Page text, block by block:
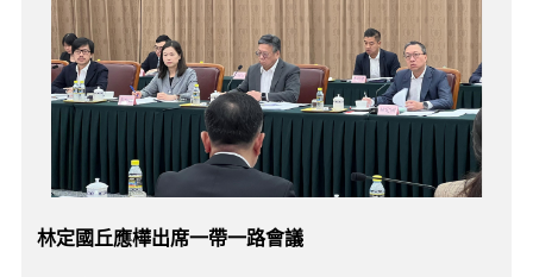
林定國丘應樺出席一帶一路會議